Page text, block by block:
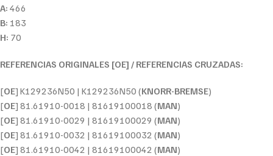
A: 466
B: 183
H: 70
REFERENCIAS ORIGINALES [OE] / REFERENCIAS CRUZADAS:
[OE] K129236N50 | K129236N50 (KNORR-BREMSE)
[OE] 81.61910-0018 | 81619100018 (MAN)
[OE] 81.61910-0029 | 81619100029 (MAN)
[OE] 81.61910-0032 | 81619100032 (MAN)
[OE] 81.61910-0042 | 81619100042 (MAN)